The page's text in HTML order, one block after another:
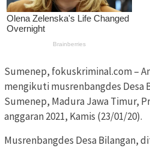
Sumenep, fokuskriminal.com –
mengikuti musrenbangdes Desa
Sumenep, Madura Jawa Timur,
anggaran 2021, Kamis (23/01/20).
Musrenbangdes Desa Bilangan,